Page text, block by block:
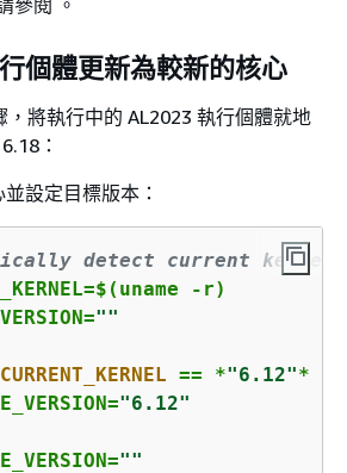
參閱 。
個體更新為較新的核心
將執行中的 AL2023 執行個體就地
：
設定目標版本：
detect current kernel
-r)
""
== *"6.12"*
"6.12"
""